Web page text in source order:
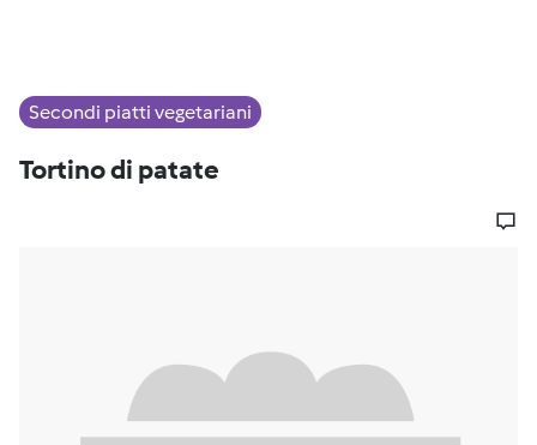
Secondi piatti vegetariani
Tortino di patate